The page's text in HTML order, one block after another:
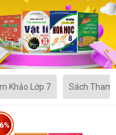
Khảo Lớp 7 Sách Tham